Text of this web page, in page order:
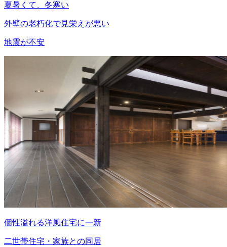
夏暑くて、冬寒い
外壁の老朽化で見栄えが悪い
地震が不安
個性溢れる洋風住宅に一新
二世帯住宅・家族との同居